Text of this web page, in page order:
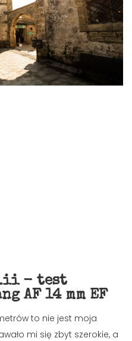
- test
AF 14 mm EF
to nie jest moja
mi się zbyt szerokie, a